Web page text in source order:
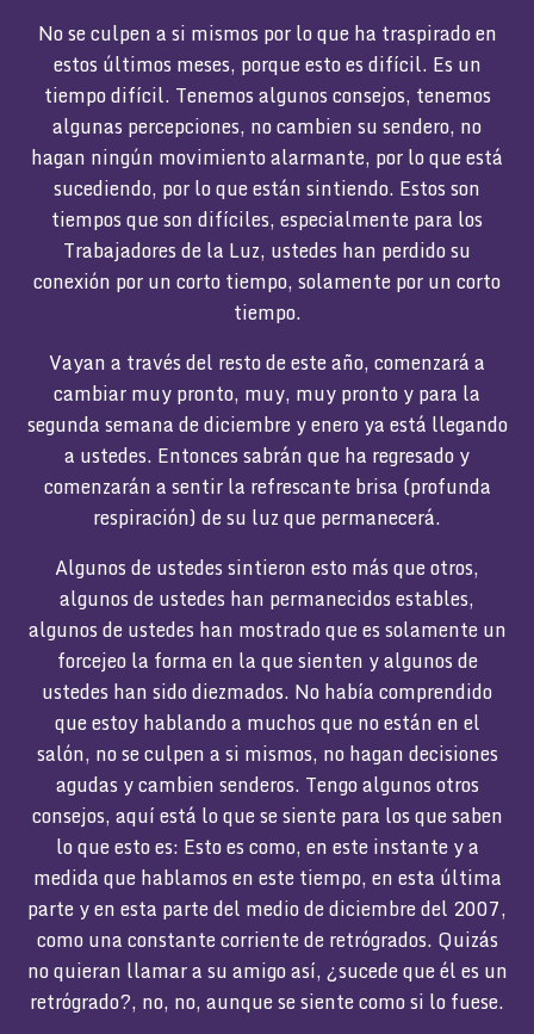
No se culpen a si mismos por lo que ha traspirado en
estos últimos meses, porque esto es difícil. Es un
tiempo difícil. Tenemos algunos consejos, tenemos
algunas percepciones, no cambien su sendero, no
hagan ningún movimiento alarmante, por lo que está
sucediendo, por lo que están sintiendo. Estos son
tiempos que son difíciles, especialmente para los
Trabajadores de la Luz, ustedes han perdido su
conexión por un corto tiempo, solamente por un corto
tiempo.
Vayan a través del resto de este año, comenzará a
cambiar muy pronto, muy, muy pronto y para la
segunda semana de diciembre y enero ya está llegando
a ustedes. Entonces sabrán que ha regresado y
comenzarán a sentir la refrescante brisa (profunda
respiración) de su luz que permanecerá.
Algunos de ustedes sintieron esto más que otros,
algunos de ustedes han permanecidos estables,
algunos de ustedes han mostrado que es solamente un
forcejeo la forma en la que sienten y algunos de
ustedes han sido diezmados. No había comprendido
que estoy hablando a muchos que no están en el
salón, no se culpen a si mismos, no hagan decisiones
agudas y cambien senderos. Tengo algunos otros
consejos, aquí está lo que se siente para los que saben
lo que esto es: Esto es como, en este instante y a
medida que hablamos en este tiempo, en esta última
parte y en esta parte del medio de diciembre del 2007,
como una constante corriente de retrógrados. Quizás
no quieran llamar a su amigo así, ¿sucede que él es un
retrógrado?, no, no, aunque se siente como si lo fuese.